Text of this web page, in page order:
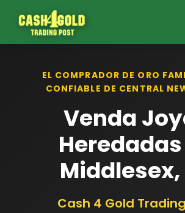
EL COMPRADOR DE ORO
CONFIABLE DE CENTRAL
Venda
Middlesex,
Cash 4 Gold